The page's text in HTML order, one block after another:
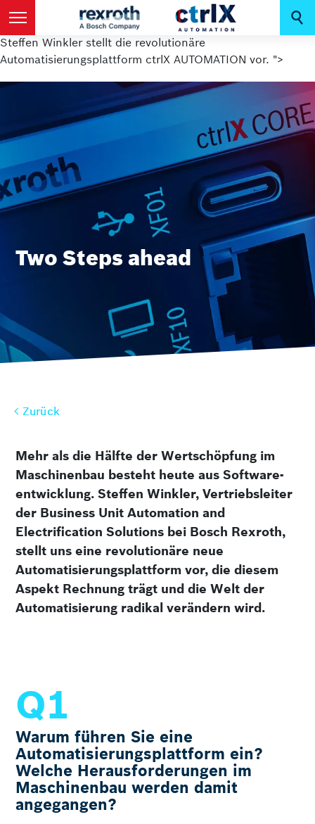
Steffen Winkler stellt die revolutionäre
Automatisierungsplattform ctrlX AUTOMATION vor. ">
Steffen Winkler stellt die revolutionäre
Automatisierungsplattform ctrlX AUTOMATION vor. ">
Zurück
Two Steps ahead
Mehr als die Hälfte der Wertschöpfung im
Maschinenbau besteht heute aus Software­
entwicklung. Steffen Winkler, Vertriebsleiter
der Business Unit Automation and
Electrification Solutions bei Bosch Rexroth,
stellt uns eine revolutionäre neue
Automatisierungs­plattform vor, die diesem
Aspekt Rechnung trägt und die Welt der
Automatisierung radikal verändern wird.
Warum führen Sie eine
Automatisierungsplattform ein?
Welche Herausforderungen im
Maschinenbau werden damit
angegangen?
Zurück